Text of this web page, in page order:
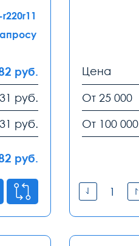
руб.
руб.
руб.
руб.
Цена
От 25 000
От 100 000